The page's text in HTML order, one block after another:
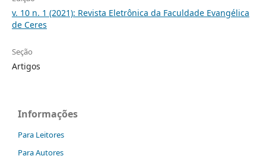
v. 10 n. 1 (2021): Revista Eletrônica da Faculdade Evangélica
de Ceres
Seção
Artigos
Informações
Para Leitores
Para Autores